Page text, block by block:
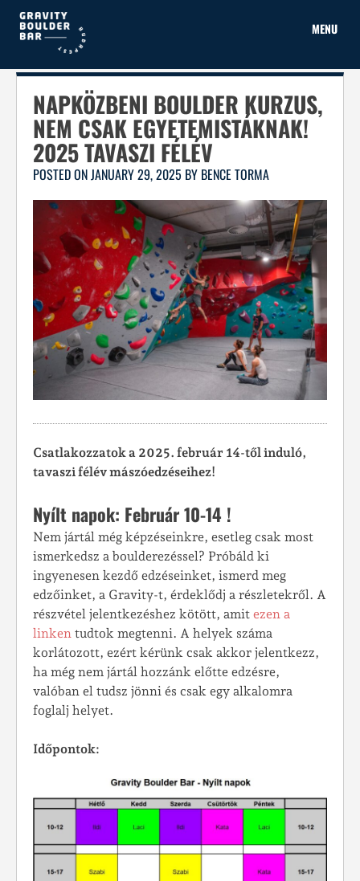
Skip
MENU
NAPKÖZBENI BOULDER KURZUS,
NEM CSAK EGYETEMISTÁKNAK!
2025 TAVASZI FÉLÉV
POSTED ONJANUARY 29, 2025 BY BENCE TORMA
Csatlakozzatok a 2025. február 14-től induló,
tavaszi félév mászóedzéseihez!
Nyílt napok: Február 10-14 !
Nem jártál még képzéseinkre, esetleg csak most
ismerkedsz a boulderezéssel? Próbáld ki
ingyenesen kezdő edzéseinket, ismerd meg
edzőinket, a Gravity-t, érdeklődj a részletekről. A
részvétel jelentkezéshez kötött, amit ezen a
linken tudtok megtenni. A helyek száma
korlátozott, ezért kérünk csak akkor jelentkezz,
ha még nem jártál hozzánk előtte edzésre,
valóban el tudsz jönni és csak egy alkalomra
foglalj helyet.
Időpontok: